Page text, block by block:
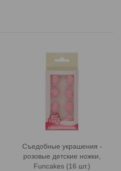
Съедобные украшения -
розовые детские ножки,
Funcakes (16 шт.)